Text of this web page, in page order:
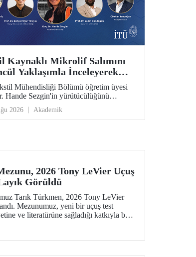
Kaynaklı Mikrolif Salımını
Yaklaşımla İnceleyerek
ve Azaltım Stratejileri
Projeye TÜBİTAK
Mühendisliği Bölümü öğretim üyesi
Hande Sezgin'in yürütücülüğünü
“Sürdürülebilir Pamuk ve Polyester
Ürünlerinde Kullanım Koşullarına
Salımı: Aşınma, UV Maruziyeti ve
2515 – COST Aksiyon Üyeleri
hak kazandı.
2026 Akademik
2026 Tony LeVier Uçuş
Görüldü
Tarık Türkmen, 2026 Tony LeVier
Mezunumuz, yeni bir uçuş test
ve literatürüne sağladığı katkıyla bu